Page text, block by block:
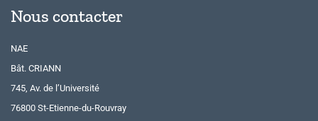
Nous contacter
NAE
Bât. CRIANN
745, Av. de l’Université
76800 St-Etienne-du-Rouvray